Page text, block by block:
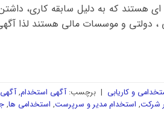
هستند که به دلیل سابقه کاری،
و موسسات مالی هستند لذا آگهی
و کاریابی | برچسب:آگهی استخدام,
شرکت, استخدام مدیر و سرپرست, استخدامی ها,